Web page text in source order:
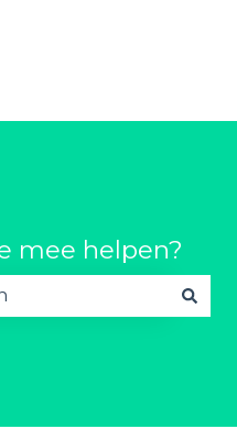
voor vertalingen
mee helpen?